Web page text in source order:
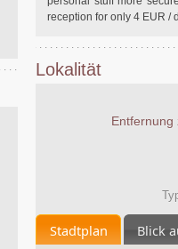
reception for only 4 EUR /
Lokalität
Entfernung
Stadtplan Blick